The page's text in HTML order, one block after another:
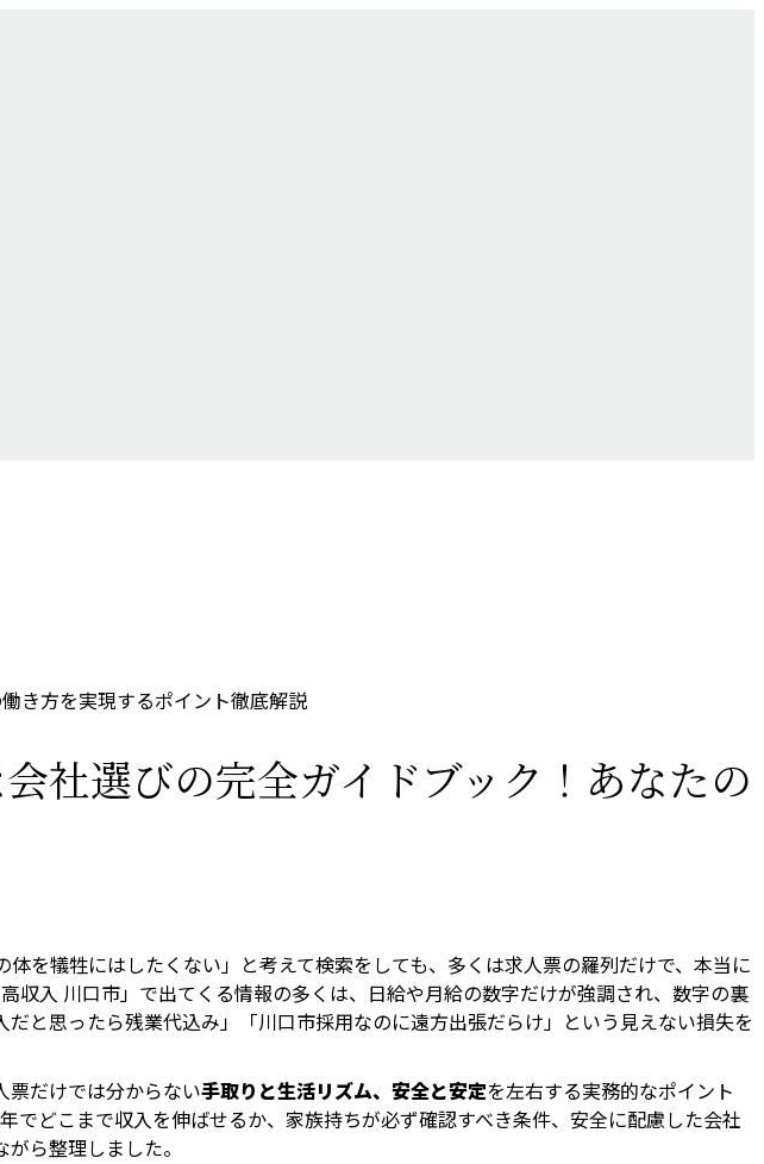
き方を実現するポイント徹底解説
社選びの完全ガイドブック！あなたの
を犠牲にはしたくない」と考えて検索をしても、多くは求人票の羅列だけで、本当に
収入 川口市」で出てくる情報の多くは、日給や月給の数字だけが強調され、数字の裏
と思ったら残業代込み」「川口市採用なのに遠方出張だらけ」という見えない損失を
票だけでは分からない手取りと生活リズム、安全と安定を左右する実務的なポイント
どこまで収入を伸ばせるか、家族持ちが必ず確認すべき条件、安全に配慮した会社
ら整理しました。